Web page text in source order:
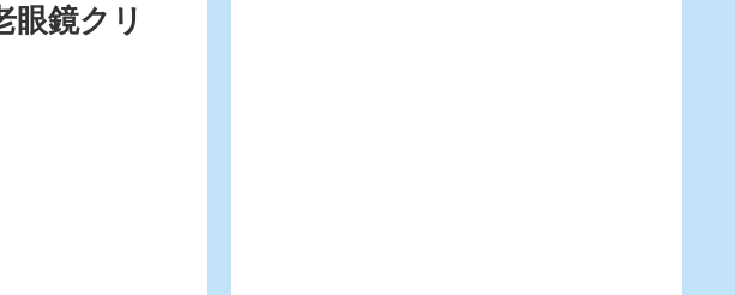
眼鏡クリ